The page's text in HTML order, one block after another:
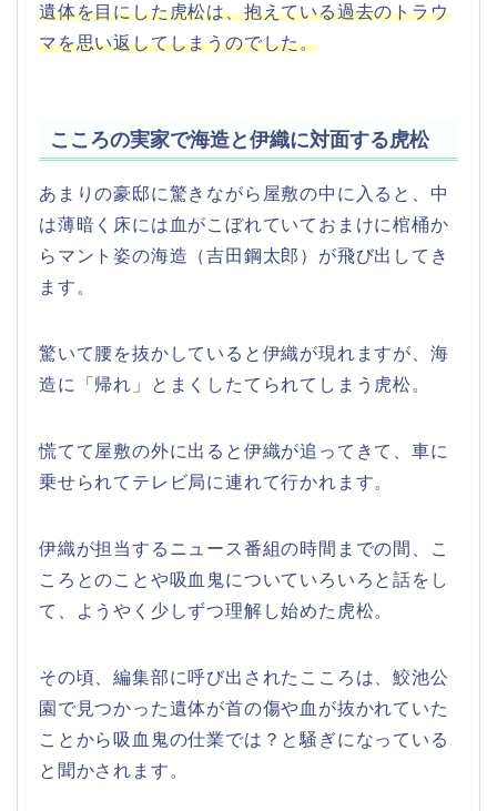
遺体を目にした虎松は、抱えている過去のトラウ
マを思い返してしまうのでした。
こころの実家で海造と伊織に対面する虎松
あまりの豪邸に驚きながら屋敷の中に入ると、中
は薄暗く床には血がこぼれていておまけに棺桶か
らマント姿の海造（吉田鋼太郎）が飛び出してき
ます。
驚いて腰を抜かしていると伊織が現れますが、海
造に「帰れ」とまくしたてられてしまう虎松。
慌てて屋敷の外に出ると伊織が追ってきて、車に
乗せられてテレビ局に連れて行かれます。
伊織が担当するニュース番組の時間までの間、こ
ころとのことや吸血鬼についていろいろと話をし
て、ようやく少しずつ理解し始めた虎松。
その頃、編集部に呼び出されたこころは、鮫池公
園で見つかった遺体が首の傷や血が抜かれていた
ことから吸血鬼の仕業では？と騒ぎになっている
と聞かされます。